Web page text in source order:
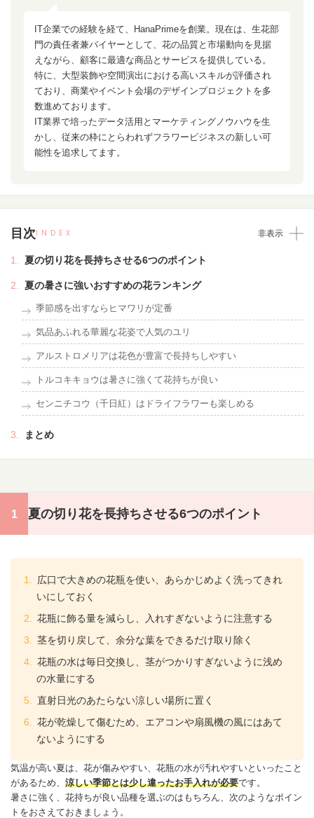
IT企業での経験を経て、HanaPrimeを創業。現在は、生花部
門の責任者兼バイヤーとして、花の品質と市場動向を見据
えながら、顧客に最適な商品とサービスを提供している。
特に、大型装飾や空間演出における高いスキルが評価され
ており、商業やイベント会場のデザインプロジェクトを多
数進めております。
IT業界で培ったデータ活用とマーケティングノウハウを生
かし、従来の枠にとらわれずフラワービジネスの新しい可
能性を追求してます。
目次INDEX 非表示
夏の切り花を長持ちさせる6つのポイント
夏の暑さに強いおすすめの花ランキング
季節感を出すならヒマワリが定番
気品あふれる華麗な花姿で人気のユリ
アルストロメリアは花色が豊富で長持ちしやすい
トルコキキョウは暑さに強くて花持ちが良い
センニチコウ（千日紅）はドライフラワーも楽しめる
まとめ
夏の切り花を長持ちさせる6つのポイント
広口で大きめの花瓶を使い、あらかじめよく洗ってきれ
いにしておく
花瓶に飾る量を減らし、入れすぎないように注意する
茎を切り戻して、余分な葉をできるだけ取り除く
花瓶の水は毎日交換し、茎がつかりすぎないように浅め
の水量にする
直射日光のあたらない涼しい場所に置く
花が乾燥して傷むため、エアコンや扇風機の風にはあて
ないようにする
気温が高い夏は、花が傷みやすい、花瓶の水が汚れやすいといったこと
があるため、 涼しい季節とは少し違ったお手入れが必要です。
暑さに強く、花持ちが良い品種を選ぶのはもちろん、次のようなポイン
トをおさえておきましょう。